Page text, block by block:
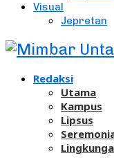
Visual
Jepretan
Redaksi
Utama
Kampus
Lipsus